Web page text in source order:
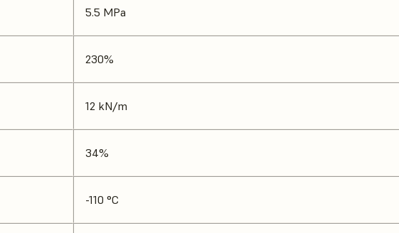
5.5 MPa
230%
12 kN/m
34%
-110 °C